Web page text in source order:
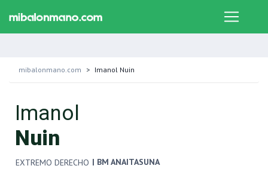
mibalonmano.com Imanol Nuin
Imanol
Nuin
EXTREMO DERECHO | BM ANAITASUNA